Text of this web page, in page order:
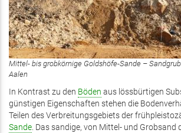
Mittel- bis grobkörnige Goldshöfe-Sande –
Aalen
In Kontrast zu den Böden aus lössbürtigen
günstigen Eigenschaften stehen die
Teilen des Verbreitungsgebiets der
Sande. Das sandige, von Mittel- und Grobsand